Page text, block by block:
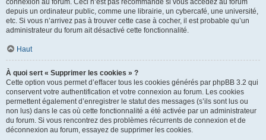
connexion au forum. Ceci n’est pas recommandé si vous accédez au forum
depuis un ordinateur public, comme une librairie, un cybercafé, une université,
etc. Si vous n’arrivez pas à trouver cette case à cocher, il est probable qu’un
administrateur du forum ait désactivé cette fonctionnalité.
Haut
À quoi sert « Supprimer les cookies » ?
Cette option vous permet d’effacer tous les cookies générés par phpBB 3.2 qui
conservent votre authentification et votre connexion au forum. Les cookies
permettent également d’enregistrer le statut des messages (s’ils sont lus ou
non lus) dans le cas où cette fonctionnalité a été activée par un administrateur
du forum. Si vous rencontrez des problèmes récurrents de connexion et de
déconnexion au forum, essayez de supprimer les cookies.